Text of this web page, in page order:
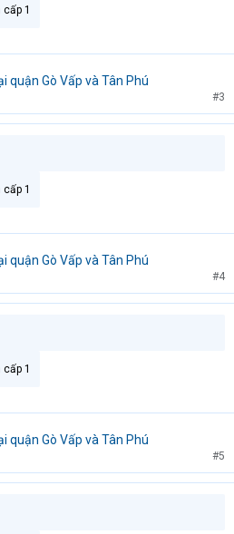
1
quận Gò Vấp và Tân Phú
#3
1
quận Gò Vấp và Tân Phú
#4
1
quận Gò Vấp và Tân Phú
#5